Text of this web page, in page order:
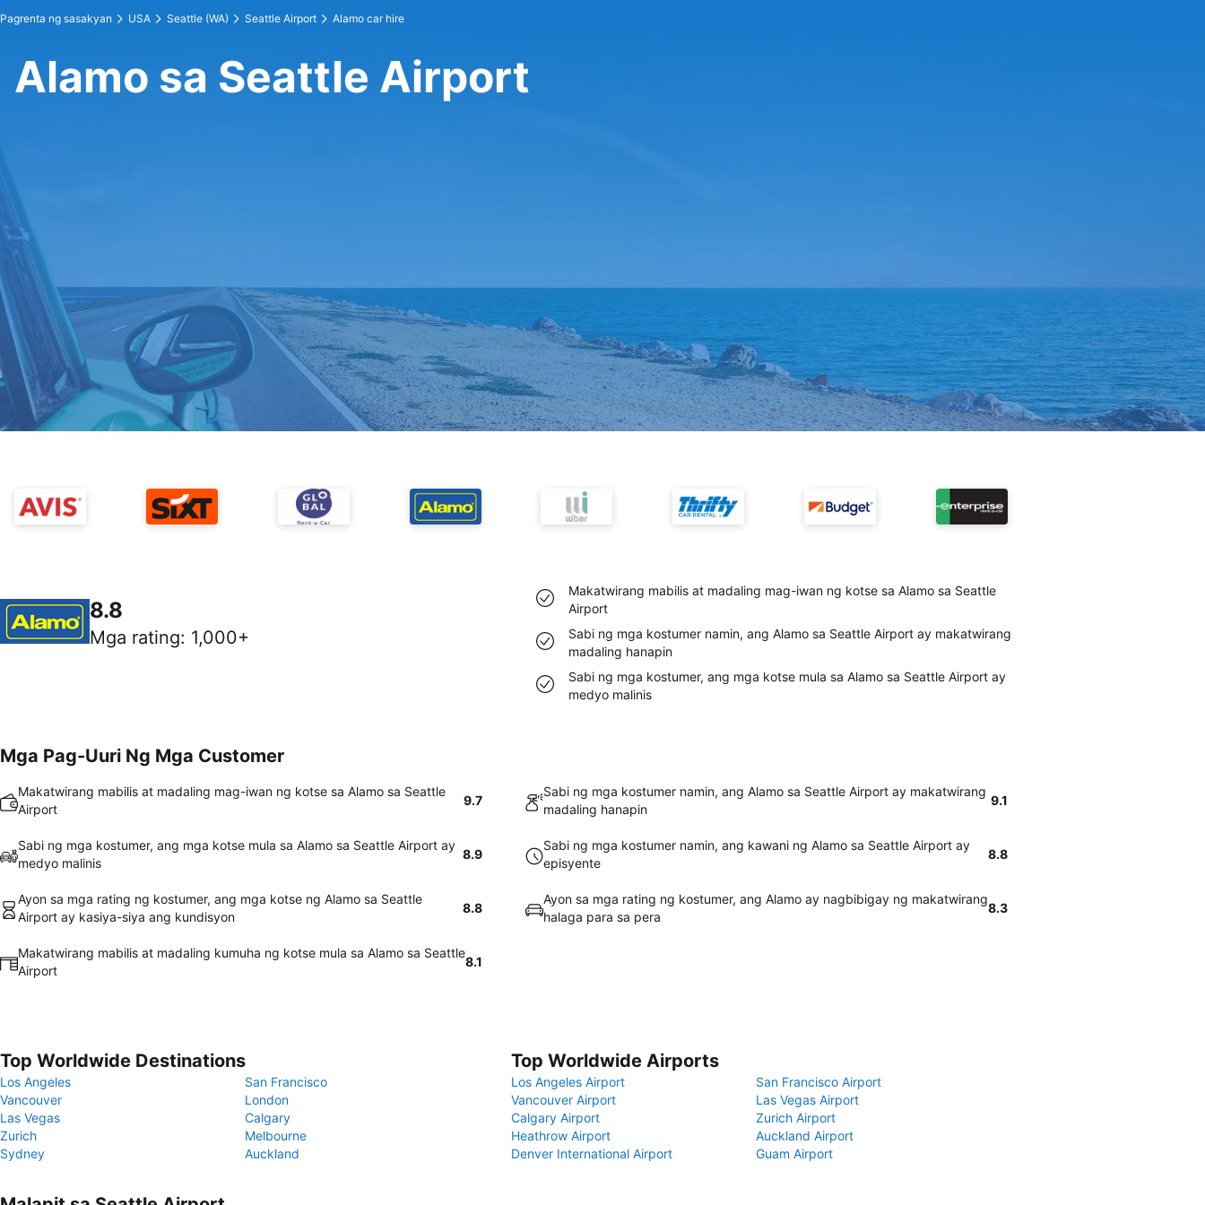
Pagrenta ng sasakyan USA Seattle (WA) Seattle Airport Alamo car hire
Alamo sa Seattle Airport
8.8
Mga rating: 1,000+
Makatwirang mabilis at madaling mag-iwan ng kotse sa Alamo sa Seattle
Airport
Sabi ng mga kostumer namin, ang Alamo sa Seattle Airport ay makatwirang
madaling hanapin
Sabi ng mga kostumer, ang mga kotse mula sa Alamo sa Seattle Airport ay
medyo malinis
Mga Pag-Uuri Ng Mga Customer
Makatwirang mabilis at madaling mag-iwan ng kotse sa Alamo sa Seattle
Airport
9.7
Sabi ng mga kostumer namin, ang Alamo sa Seattle Airport ay makatwirang
madaling hanapin
9.1
Sabi ng mga kostumer, ang mga kotse mula sa Alamo sa Seattle Airport ay
medyo malinis
8.9
Sabi ng mga kostumer namin, ang kawani ng Alamo sa Seattle Airport ay
episyente
8.8
Ayon sa mga rating ng kostumer, ang mga kotse ng Alamo sa Seattle
Airport ay kasiya-siya ang kundisyon
8.8
Ayon sa mga rating ng kostumer, ang Alamo ay nagbibigay ng makatwirang
halaga para sa pera
8.3
Makatwirang mabilis at madaling kumuha ng kotse mula sa Alamo sa Seattle
Airport
8.1
Top Worldwide Destinations
Los Angeles
San Francisco
Vancouver
London
Las Vegas
Calgary
Zurich
Melbourne
Sydney
Auckland
Top Worldwide Airports
Los Angeles Airport
San Francisco Airport
Vancouver Airport
Las Vegas Airport
Calgary Airport
Zurich Airport
Heathrow Airport
Auckland Airport
Denver International Airport
Guam Airport